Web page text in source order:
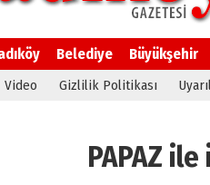
Belediye Büyükşehir
Video Gizlilik Politikası
PAPAZ